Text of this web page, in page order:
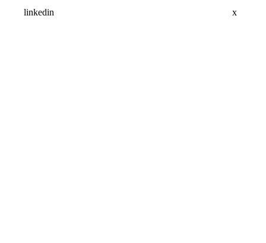
linkedin x